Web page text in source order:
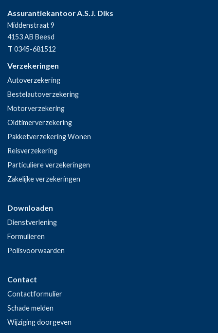
Assurantiekantoor A.S.J. Diks
Middenstraat 9
4153 AB Beesd
T 0345-681512
Verzekeringen
Autoverzekering
Bestelautoverzekering
Motorverzekering
Oldtimerverzekering
Pakketverzekering Wonen
Reisverzekering
Particuliere verzekeringen
Zakelijke verzekeringen
Downloaden
Dienstverlening
Formulieren
Polisvoorwaarden
Contact
Contactformulier
Schade melden
Wijziging doorgeven